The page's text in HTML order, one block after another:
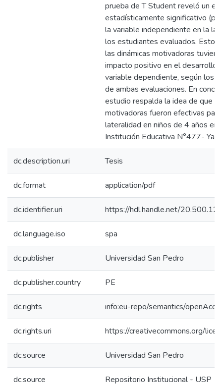
prueba de T Student reveló un
estadísticamente significativo
la variable independiente en la
los estudiantes evaluados. Esto
las dinámicas motivadoras
impacto positivo en el desarrollo
variable dependiente, según los
de ambas evaluaciones. En
estudio respalda la idea de que
motivadoras fueron efectivas
lateralidad en niños de 4 años en
Institución Educativa N°477-
dc.description.uri Tesis
dc.format application/pdf
dc.identifier.uri https://hdl.handle.net/
dc.language.iso spa
dc.publisher Universidad San Pedro
dc.publisher.country PE
dc.rights info:eu-repo/semantics/
dc.rights.uri https://creativecommons.org/
dc.source Universidad San Pedro
dc.source Repositorio Institucional - USP